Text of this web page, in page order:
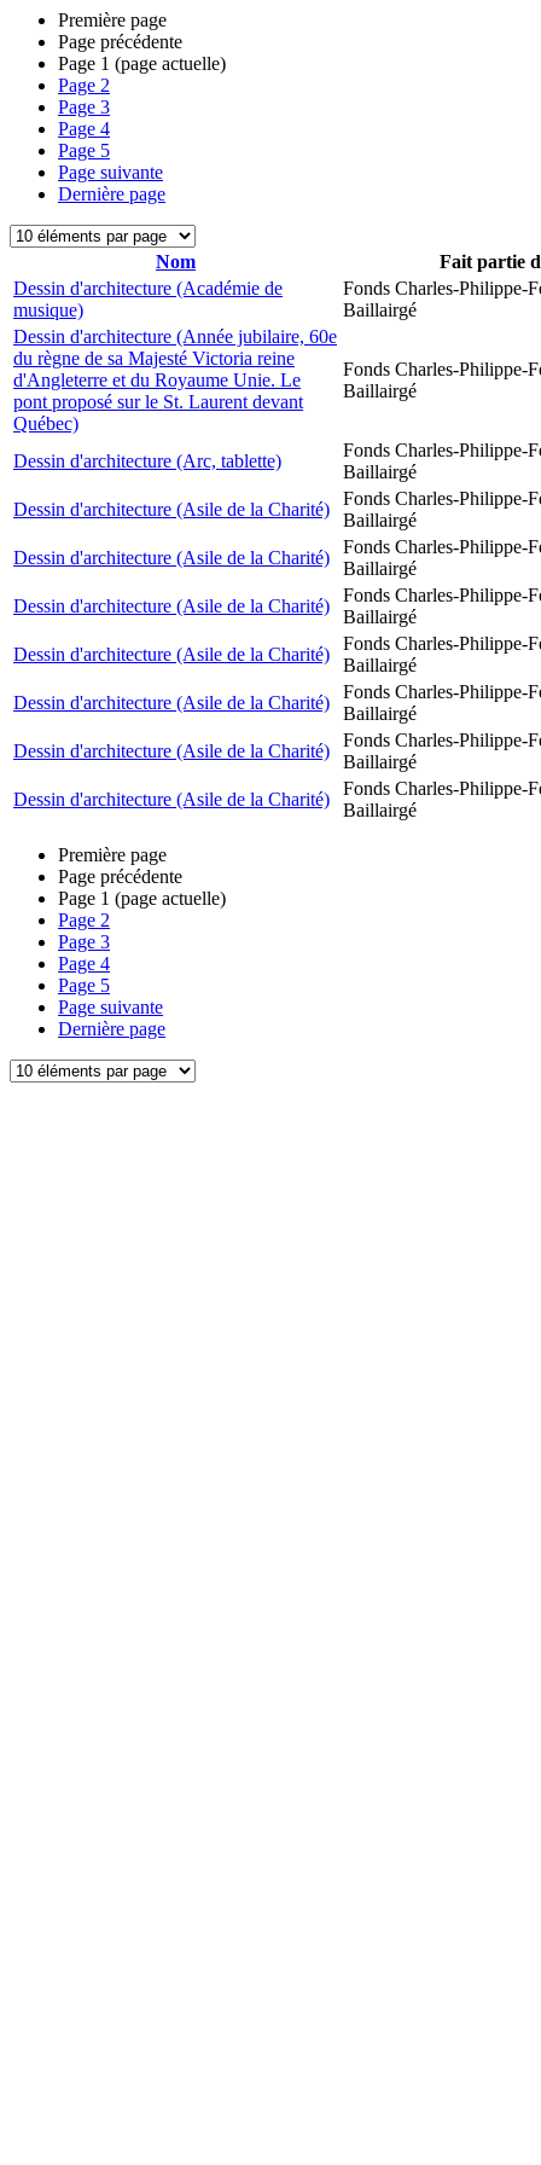
Première page
Page précédente
Page 1 (page actuelle)
Page 2
Page 3
Page 4
Page 5
Page suivante
Dernière page
Nom
Fait partie
Dessin d'architecture (Académie de
musique)
Fonds Charles-Philippe-
Baillairgé
Dessin d'architecture (Année jubilaire, 60e
du règne de sa Majesté Victoria reine
d'Angleterre et du Royaume Unie. Le
pont proposé sur le St. Laurent devant
Québec)
Fonds Charles-Philippe-
Baillairgé
Dessin d'architecture (Arc, tablette)
Fonds Charles-Philippe-
Baillairgé
Dessin d'architecture (Asile de la Charité)
Fonds Charles-Philippe-
Baillairgé
Dessin d'architecture (Asile de la Charité)
Fonds Charles-Philippe-
Baillairgé
Dessin d'architecture (Asile de la Charité)
Fonds Charles-Philippe-
Baillairgé
Dessin d'architecture (Asile de la Charité)
Fonds Charles-Philippe-
Baillairgé
Dessin d'architecture (Asile de la Charité)
Fonds Charles-Philippe-
Baillairgé
Dessin d'architecture (Asile de la Charité)
Fonds Charles-Philippe-
Baillairgé
Dessin d'architecture (Asile de la Charité)
Fonds Charles-Philippe-
Baillairgé
Première page
Page précédente
Page 1 (page actuelle)
Page 2
Page 3
Page 4
Page 5
Page suivante
Dernière page